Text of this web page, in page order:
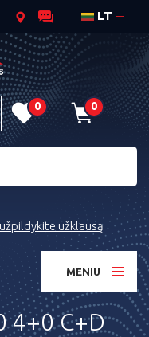
LT
0 0
užpildykite užklausą
MENIU
4+0 C+D